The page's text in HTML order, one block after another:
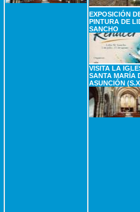
EXPOSICIÓN
PINTURA DE
SANCHO
VISITA LA
SANTA MARÍA
ASUNCIÓN